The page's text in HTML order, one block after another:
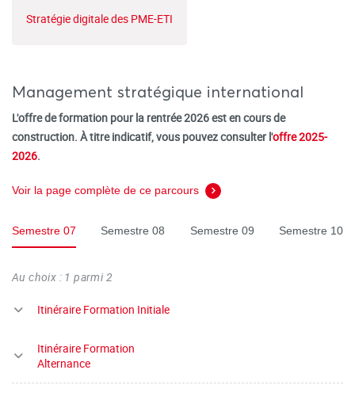
Stratégie digitale des PME-ETI
Management stratégique international
L'offre de formation pour la rentrée 2026 est en cours de
construction. À titre indicatif, vous pouvez consulter l'offre 2025-
2026.
Voir la page complète de ce parcours
Semestre 07 Semestre 08 Semestre 09 Semestre 10
Au choix : 1 parmi 2
Itinéraire Formation Initiale
Itinéraire Formation
Alternance